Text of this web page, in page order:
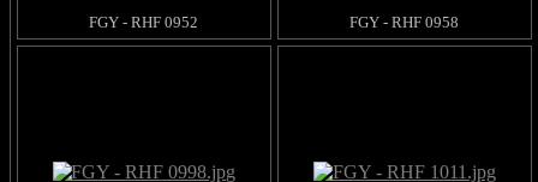
FGY - RHF 0952 FGY - RHF 0958